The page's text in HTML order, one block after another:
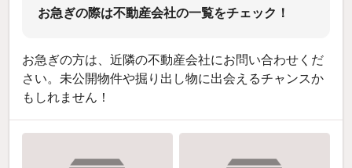
お急ぎの際は不動産会社の一覧をチェック！
お急ぎの方は、近隣の不動産会社にお問い合わせくだ
さい。未公開物件や掘り出し物に出会えるチャンスか
もしれません！